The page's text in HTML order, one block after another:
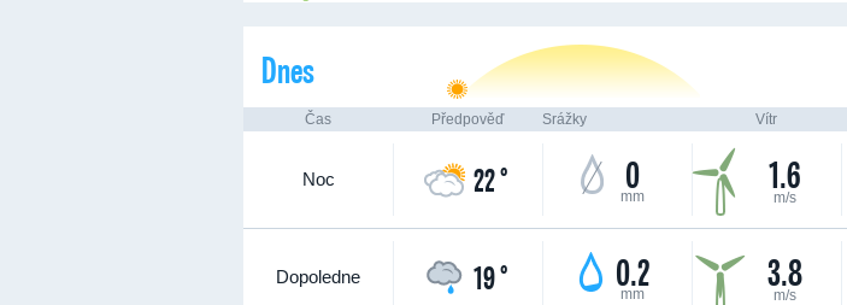
Dnes
Čas Předpověď Srážky Vítr
Noc 22 ° 0
mm 1.6
m/s
Dopoledne 19 ° 0.2
mm 3.8
m/s